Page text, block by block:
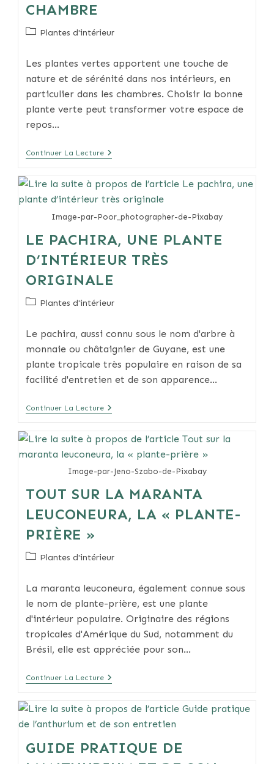
CHAMBRE
PostPlantes d'intérieur
Les plantes vertes apportent une touche de
nature et de sérénité dans nos intérieurs, en
particulier dans les chambres. Choisir la bonne
plante verte peut transformer votre espace de
repos…
Continuer La LectureChoisir
La
Plante
Verte
Dans
Chambre
Image-par-Poor_photographer-de-Pixabay
LE PACHIRA, UNE PLANTE
D’INTÉRIEUR TRÈS
ORIGINALE
PostPlantes d'intérieur
Le pachira, aussi connu sous le nom d'arbre à
monnaie ou châtaignier de Guyane, est une
plante tropicale très populaire en raison de sa
facilité d'entretien et de son apparence…
Continuer La LectureLe
Plante
D’intérieur
Très
Originale
Image-par-Jeno-Szabo-de-Pixabay
TOUT SUR LA MARANTA
LEUCONEURA, LA « PLANTE-
PRIÈRE »
PostPlantes d'intérieur
La maranta leuconeura, également connue sous
le nom de plante-prière, est une plante
d'intérieur populaire. Originaire des régions
tropicales d'Amérique du Sud, notamment du
Brésil, elle est appréciée pour son…
Continuer La LectureTout
Sur
Maranta
Leuconeura,
La
Prière »
GUIDE PRATIQUE DE